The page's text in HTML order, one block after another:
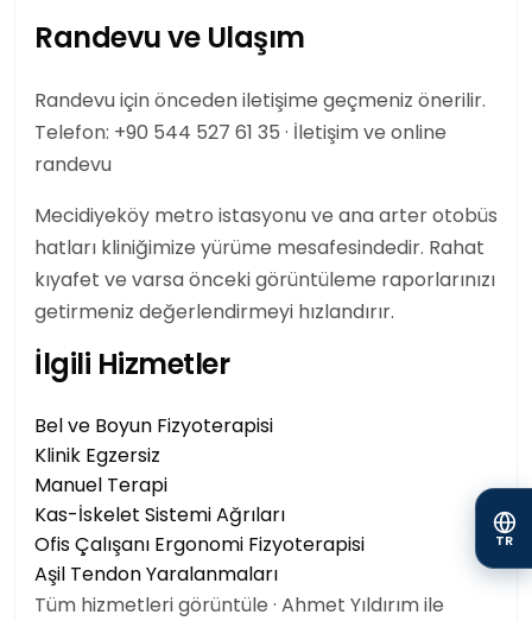
Randevu ve Ulaşım
Randevu içinönceden iletişime geçmeniz önerilir.
Telefon: +90 544 527 61 35 · İletişim ve online
randevu
Mecidiyeköy metro istasyonu ve ana arter otobüs
hatları kliniğimize yürüme mesafesindedir. Rahat
kıyafet ve varsa önceki görüntüleme raporlarınızı
getirmeniz değerlendirmeyi hızlandırır.
İlgili Hizmetler
Bel ve Boyun Fizyoterapisi
Klinik Egzersiz
Manuel Terapi
Kas-İskelet Sistemi Ağrıları
Ofis Çalışanı Ergonomi Fizyoterapisi
Aşil Tendon Yaralanmaları
Tüm hizmetleri görüntüle · Ahmet Yıldırım ile
TR